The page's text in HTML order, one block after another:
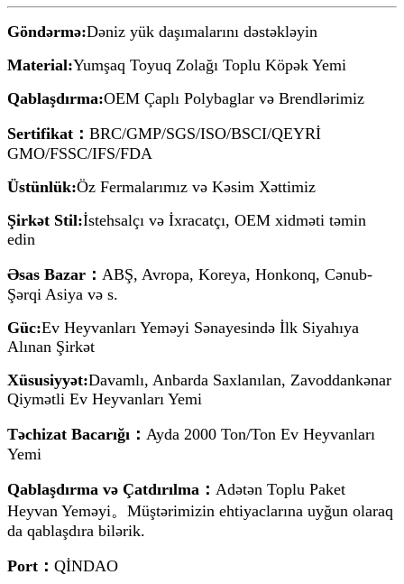
Göndərmə:Dəniz yük daşımalarını dəstəkləyin
Material:Yumşaq Toyuq Zolağı Toplu Köpək Yemi
Qablaşdırma:OEM Çaplı Polybaglar və Brendlərimiz
Sertifikat： BRC/GMP/SGS/ISO/BSCI/QEYRİ
GMO/FSSC/IFS/FDA
Üstünlük:Öz Fermalarımız və Kəsim Xəttimiz
Şirkət Stil:İstehsalçı və İxracatçı, OEM xidməti təmin
edin
Əsas Bazar： ABŞ, Avropa, Koreya, Honkonq, Cənub-
Şərqi Asiya və s.
Güc:Ev Heyvanları Yeməyi Sənayesində İlk Siyahıya
Alınan Şirkət
Xüsusiyyət:Davamlı, Anbarda Saxlanılan, Zavoddankənar
Qiymətli Ev Heyvanları Yemi
Təchizat Bacarığı： Ayda 2000 Ton/Ton Ev Heyvanları
Yemi
Qablaşdırma və Çatdırılma： Adətən Toplu Paket
Heyvan Yeməyi。Müştərimizin ehtiyaclarına uyğun olaraq
da qablaşdıra bilərik.
Port： QİNDAO